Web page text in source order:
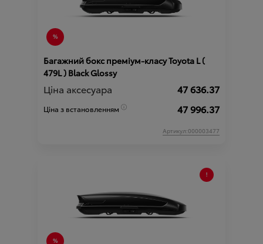
Багажний бокс преміум-класу Toyota L (
479L ) Black Glossy
Ціна аксесуара 47 636.37
Ціна з встановленням 47 996.37
Артикул:000003477